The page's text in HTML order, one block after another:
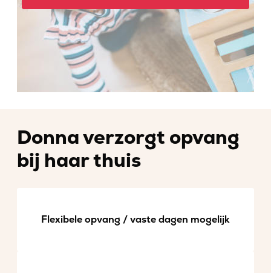
Donna verzorgt opvang
bij haar thuis
Flexibele opvang / vaste dagen mogelijk